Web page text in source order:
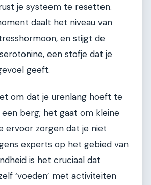
je systeem te resetten.
daalt het niveau van
en stijgt de
een stofje dat je
geeft.
om dat je urenlang hoeft te
berg; het gaat om kleine
ervoor zorgen dat je niet
experts op het gebied van
is het cruciaal dat
‘voeden’ met activiteiten